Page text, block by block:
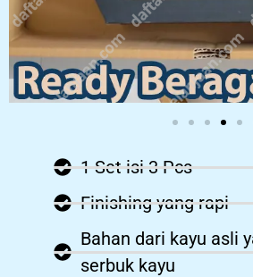
1 Set isi 3 Pcs
Finishing yang rapi
Bahan dari kayu asli
serbuk kayu